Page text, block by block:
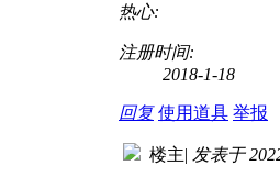
热心:
注册时间:
2018-1-18
回复 使用道具 举报
楼主| 发表于